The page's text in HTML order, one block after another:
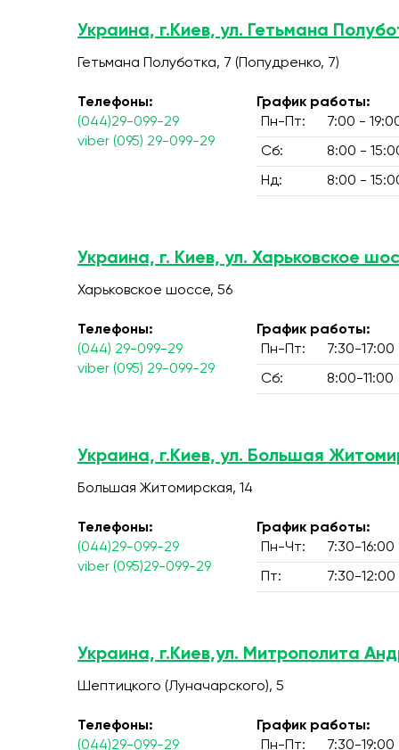
Украина, г.Киев, ул. Гетьмана
Гетьмана Полуботка, 7 (Попудренко, 7)
Телефоны:
(044)29-099-29
viber (095) 29-099-29
График работы:
Пн-Пт:
7:00 -
Сб: 8:00 -
Нд: 8:00 -
Украина, г. Киев, ул. Харьковское
Харьковское шоссе, 56
Телефоны:
(044) 29-099-29
viber (095) 29-099-29
График работы:
Пн-Пт:
7:30-17:00
Сб: 8:00-11:00
Украина, г.Киев, ул. Большая
Большая Житомирская, 14
Телефоны:
(044)29-099-29
viber (095)29-099-29
График работы:
Пн-Чт:
7:30-16:00
Пт: 7:30-12:00
Украина, г.Киев,ул. Митрополита
Шептицкого (Луначарского), 5
Телефоны:
(044)29-099-29
График работы:
Пн-Пт:
7:30-19:00